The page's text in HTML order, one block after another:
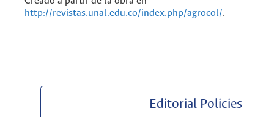
http://revistas.unal.edu.co/index.php/agrocol/.
Editorial Policies